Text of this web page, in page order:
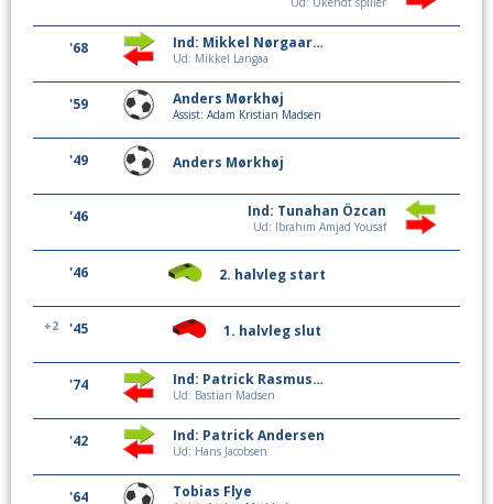
'68 Ind: Mikkel Nørgaard Pedersen
Ud: Mikkel Langaa
'59 Anders Mørkhøj
Assist: Adam Kristian Madsen
'49 Anders Mørkhøj
'46 Ind: Tunahan Özcan
Ud: Ibrahim Amjad Yousaf
'46 2. halvleg start
'45
+2 1. halvleg slut
'74 Ind: Patrick Rasmussen
Ud: Bastian Madsen
'42 Ind: Patrick Andersen
Ud: Hans Jacobsen
'64 Tobias Flye